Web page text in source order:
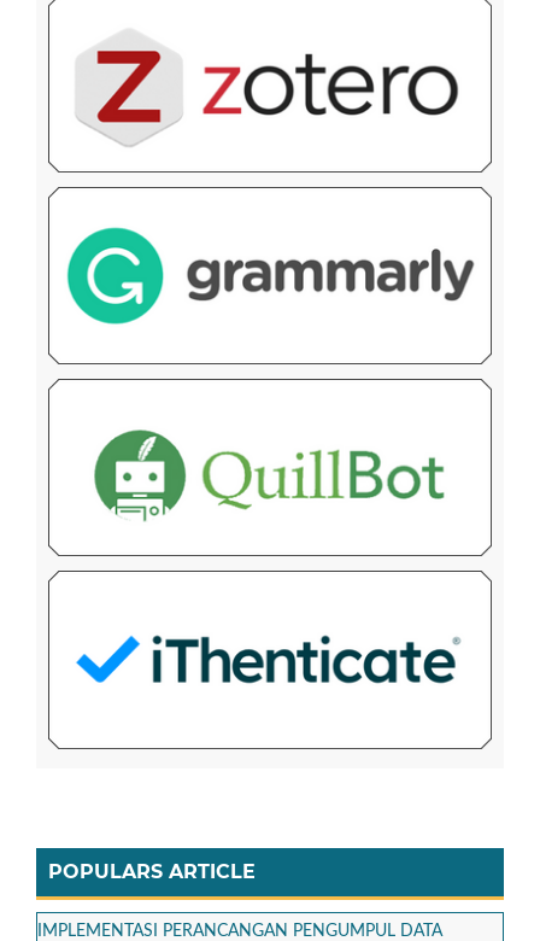
POPULARS ARTICLE
IMPLEMENTASI PERANCANGAN PENGUMPUL DATA